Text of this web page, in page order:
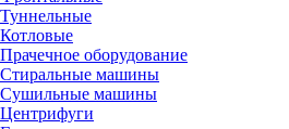
Туннельные
Котловые
Прачечное оборудование
Стиральные машины
Сушильные машины
Центрифуги